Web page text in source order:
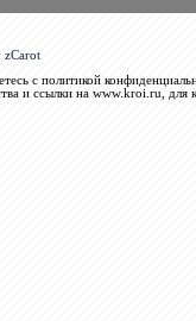
zCarot
с политикой
и ссылки на www.kroi.ru, для